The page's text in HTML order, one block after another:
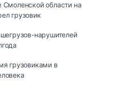
области на
грузовик
нарушителей
грузовиками в